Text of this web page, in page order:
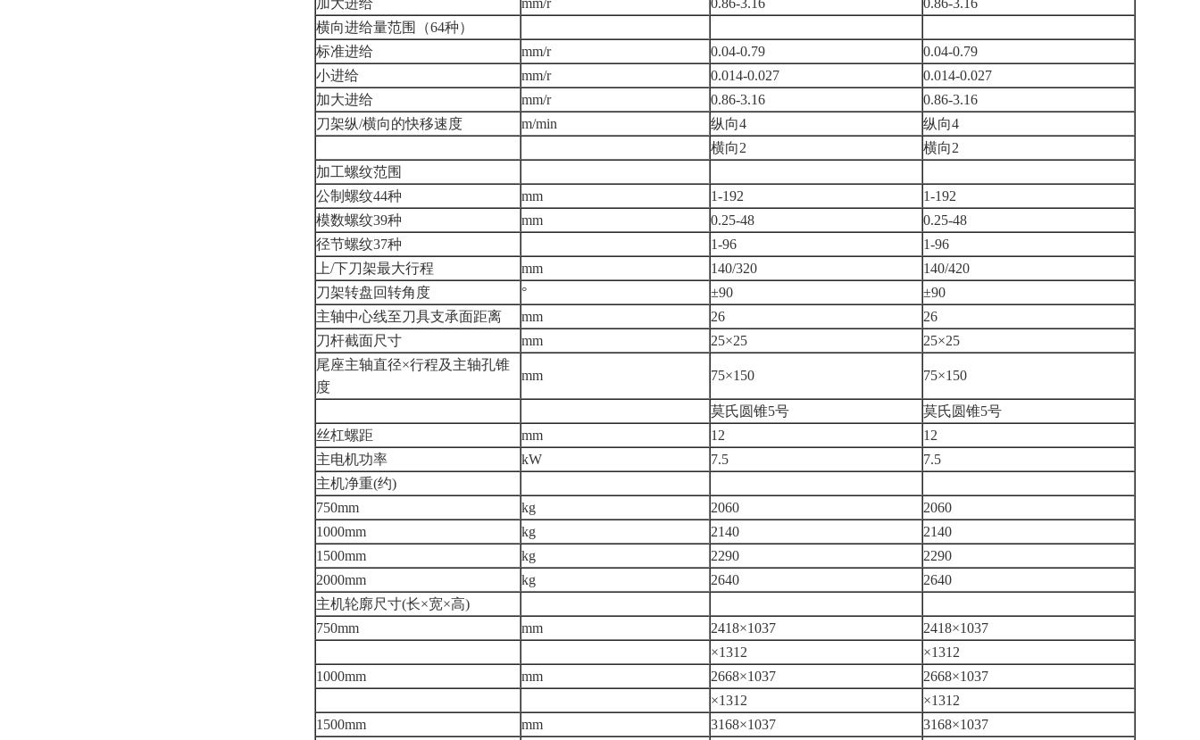
加大进给
mm/r 0.86-3.16
0.86-3.16
横向进给量范围（64种）
标准进给
mm/r 0.04-0.79
0.04-0.79
小进给
mm/r 0.014-0.027
0.014-0.027
加大进给
mm/r 0.86-3.16
0.86-3.16
刀架纵/横向的快移速度
m/min 纵向4
纵向4
横向2
横向2
加工螺纹范围
公制螺纹44种
mm 1-192
1-192
模数螺纹39种
mm 0.25-48
0.25-48
径节螺纹37种
1-96
1-96
上/下刀架最大行程
mm 140/320
140/420
刀架转盘回转角度
° ±90
±90
主轴中心线至刀具支承面距离
mm 26
26
刀杆截面尺寸
mm 25×25
25×25
尾座主轴直径×行程及主轴孔锥
度
mm 75×150 75×150
莫氏圆锥5号
莫氏圆锥5号
丝杠螺距
mm 12
12
主电机功率
kW 7.5
7.5
主机净重(约)
750mm
kg 2060
2060
1000mm
kg 2140
2140
1500mm
kg 2290
2290
2000mm
kg 2640
2640
主机轮廓尺寸(长×宽×高)
750mm
mm 2418×1037
2418×1037
×1312
×1312
1000mm
mm 2668×1037
2668×1037
×1312
×1312
1500mm
mm 3168×1037
3168×1037